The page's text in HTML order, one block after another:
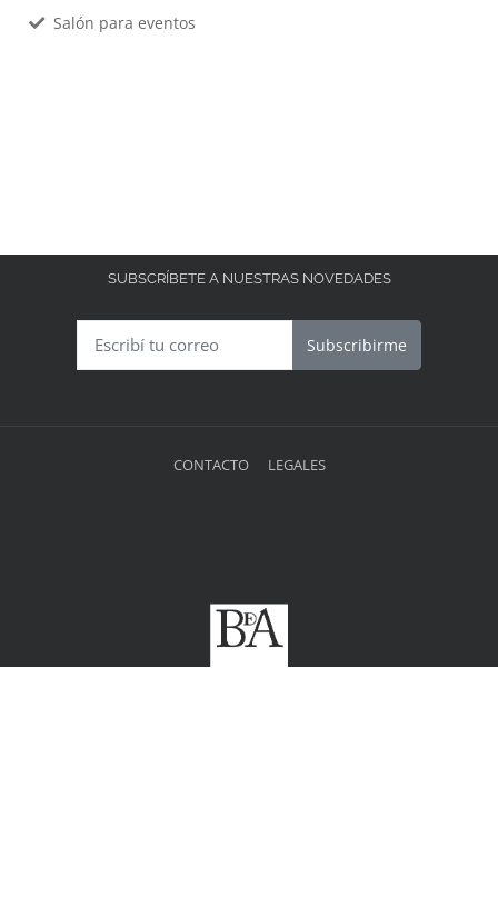
Salón para eventos
SUBSCRÍBETE A NUESTRAS NOVEDADES
Subscribirme
CONTACTO LEGALES